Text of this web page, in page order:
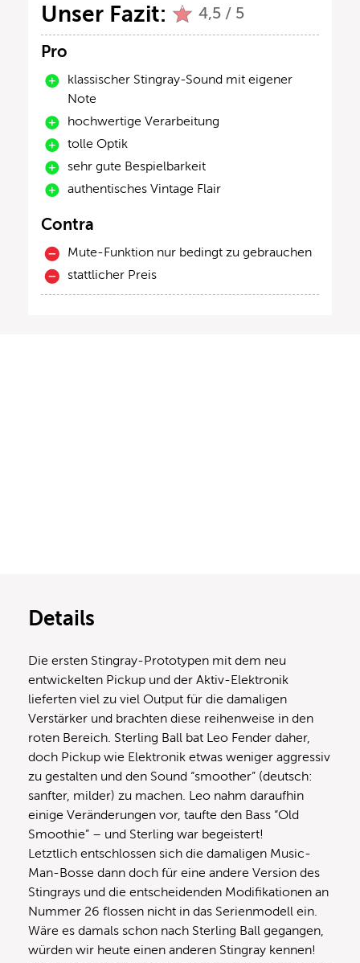
Unser Fazit: 4,5 / 5
Pro
klassischer Stingray-Sound mit eigener
Note
hochwertige Verarbeitung
tolle Optik
sehr gute Bespielbarkeit
authentisches Vintage Flair
Contra
Mute-Funktion nur bedingt zu gebrauchen
stattlicher Preis
Details
Die ersten Stingray-Prototypen mit dem neu
entwickelten Pickup und der Aktiv-Elektronik
lieferten viel zu viel Output für die damaligen
Verstärker und brachten diese reihenweise in den
roten Bereich. Sterling Ball bat Leo Fender daher,
doch Pickup wie Elektronik etwas weniger aggressiv
zu gestalten und den Sound “smoother” (deutsch:
sanfter, milder) zu machen. Leo nahm daraufhin
einige Veränderungen vor, taufte den Bass “Old
Smoothie” – und Sterling war begeistert!
Letztlich entschlossen sich die damaligen Music-
Man-Bosse dann doch für eine andere Version des
Stingrays und die entscheidenden Modifikationen an
Nummer 26 flossen nicht in das Serienmodell ein.
Wäre es damals schon nach Sterling Ball gegangen,
würden wir heute einen anderen Stingray kennen!